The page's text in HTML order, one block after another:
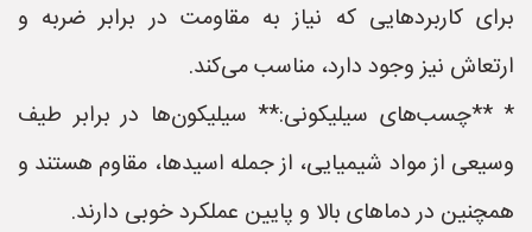
برای کاربردهایی که نیاز به مقاومت در برابر ضربه و
ارتعاش نیز وجود دارد، مناسب می‌کند.
* **چسب‌های سیلیکونی:** سیلیکون‌ها در برابر طیف
وسیعی از مواد شیمیایی، از جمله اسیدها، مقاوم هستند و
همچنین در دماهای بالا و پایین عملکرد خوبی دارند.